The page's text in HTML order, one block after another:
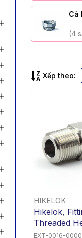
Cà
(4
Xếp theo:
HIKELOK
Hikelok,
Threaded
CGA580 x
EXT-0016-